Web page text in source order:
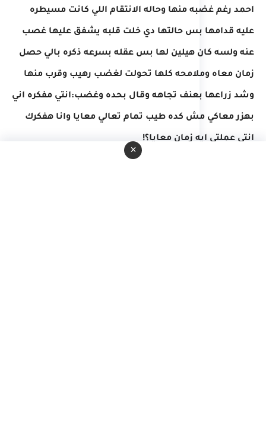
احمد رغم غضبه منها وحاله الانتقام اللي كانت مسيطره
عليه قدامها بس حالتها دي خلت قلبه يشفق عليها غصب
عنه ولسه كان هيلين لها بس عقله بسرعه ذكره بالي حصل
زمان معاه وملامحه كلها تحولت لغضب رهيب وقرب منها
وشد زراعها بعنف تجاهه وقال بحده وغضب:انتي مفكره اني
بهزر معاكي مش كده طيب تمام تعالي معايا وانا هفكرك
انتي عملتي ايه زمان معايا؟!
×